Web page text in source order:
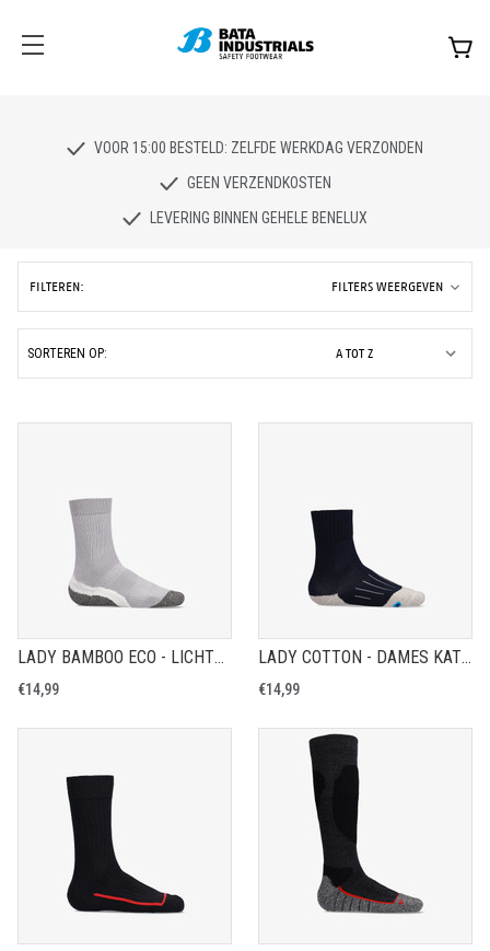
VOOR 15:00 BESTELD: ZELFDE WERKDAG VERZONDEN
GEEN VERZENDKOSTEN
LEVERING BINNEN GEHELE BENELUX
FILTEREN: FILTERS WEERGEVEN
SORTEREN OP:
LADY BAMBOO ECO - LICHTGEWICHT WERKSOK MET VOETKUSSENTJES
€14,99
LADY COTTON - DAMES KATOENEN WERKSOK
€14,99